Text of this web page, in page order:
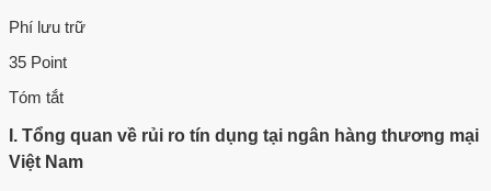
Phí lưu trữ
35 Point
Tóm tắt
I. Tổng quan về rủi ro tín dụng tại ngân hàng thương mại
Việt Nam